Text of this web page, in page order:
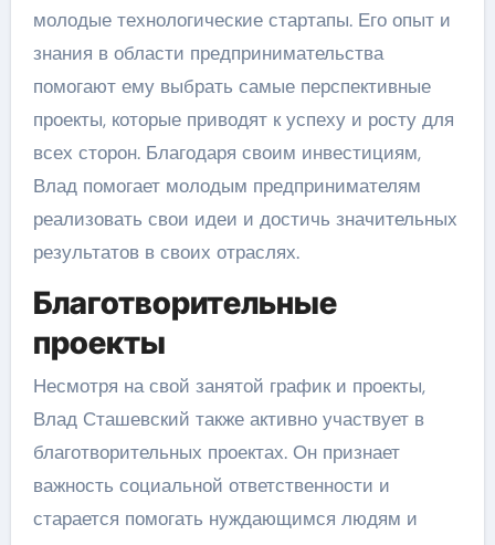
молодые технологические стартапы. Его опыт и
знания в области предпринимательства
помогают ему выбрать самые перспективные
проекты, которые приводят к успеху и росту для
всех сторон. Благодаря своим инвестициям,
Влад помогает молодым предпринимателям
реализовать свои идеи и достичь значительных
результатов в своих отраслях.
Благотворительные
проекты
Несмотря на свой занятой график и проекты,
Влад Сташевский также активно участвует в
благотворительных проектах. Он признает
важность социальной ответственности и
старается помогать нуждающимся людям и